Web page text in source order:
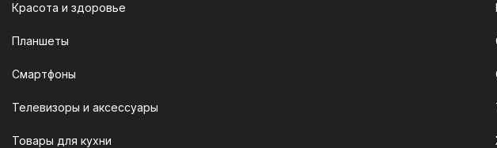
Красота и здоровье
Планшеты
Смартфоны
Телевизоры и аксессуары
Товары для кухни